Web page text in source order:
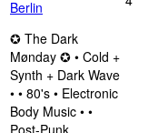
Berlin
✪ The Dark
Mønday ✪ • Cold +
Synth + Dark Wave
• • 80's • Electronic
Body Music • •
Post-Punk